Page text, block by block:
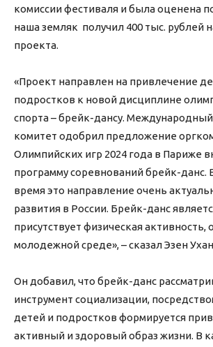
комиссии фестиваля и была оценена
наша земляк получил 400 тыс. рублей
проекта.
«Проект направлен на привлечение
подростков к новой дисциплине
спорта – брейк-дансу.
комитет одобрил предложение
Олимпийских игр 2024 года в Париже
программу соревнований брейк-данс.
время это направление очень
развития в России. Брейк-данс
присутствует физическая активность,
молодежной среде», – сказал Эзен
Он добавил, что брейк-данс
инструмент социализации,
детей и подростков формируется
активный и здоровый образ жизни. В